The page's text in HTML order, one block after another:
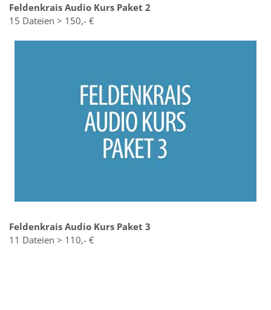
Feldenkrais Audio Kurs Paket 2
15 Dateien > 150,- €
Feldenkrais Audio Kurs Paket 3
11 Dateien > 110,- €